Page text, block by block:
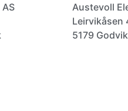
Austevoll
Leirvikåsen
5179 Godvik